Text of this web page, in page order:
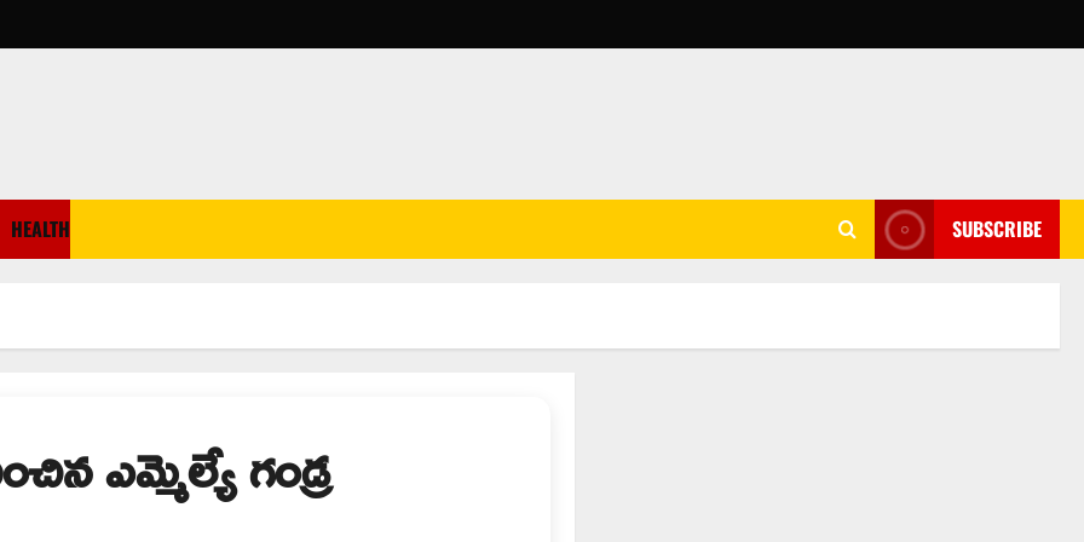
HEALTH SUBSCRIBE
ఎమ్మెల్యే గండ్ర